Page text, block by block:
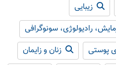
زیبایی
رادیولوژی، سونوگرافی
پوستی
زنان و زایمان